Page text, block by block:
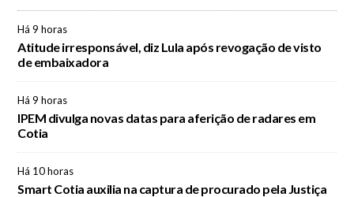
Há 9 horas
Atitude irresponsável, diz Lula após revogação de visto
de embaixadora
Há 9 horas
IPEM divulga novas datas para aferição de radares em
Cotia
Há 10 horas
Smart Cotia auxilia na captura de procurado pela Justiça